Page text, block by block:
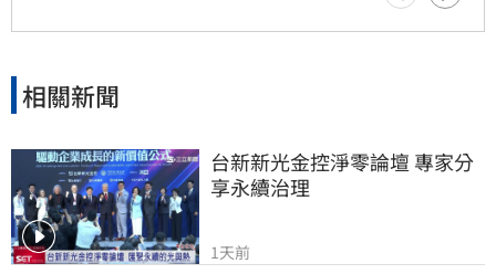
相關新聞
台新新光金控淨零論壇 專家分
享永續治理
1天前